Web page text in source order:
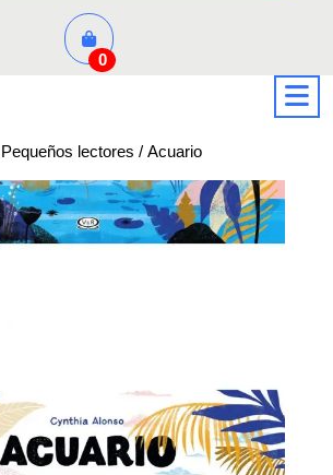
0
Pequeños lectores / Acuario